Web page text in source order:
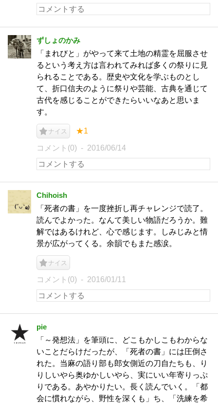
ずしょのかみ
「まれびと」がやって来て土地の精霊を屈服させ
るという考え方は言われてみれば多くの祭りに見
られることである。歴史や文化を学ぶものとし
て、折口信夫のように祭りや芸能、古典を通じて
古代を感じることができたらいいなあと思いま
す。
ナイス ★1
コメント(0) 2016/06/14
Chihoish
「死者の書」を一度挫折し再チャレンジで読了。
読んでよかった。なんて美しい物語だろうか。難
解ではあるけれど、心で感じます。しみじみと情
景が広がってくる。余韻でもまた感涙。
ナイス
コメント(0) 2016/01/11
pie
「～発想法」を筆頭に、どこもかしこもわからな
いことだらけだったが、「死者の書」には圧倒さ
れた。当麻の語り部も郎女側近の刀自たちも、り
りしいやら奥ゆかしいやら、実にいい年寄りっぷ
りである。あやかりたい。長く読んでいく。「都
会に慣れながら、野性を深くも」ち、「洗練を希